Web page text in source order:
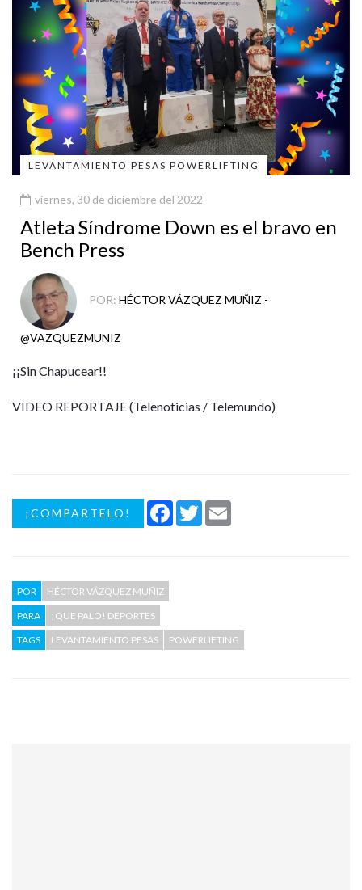
LEVANTAMIENTO PESAS POWERLIFTING
viernes, 30 de diciembre del 2022
Atleta Síndrome Down es el bravo en
Bench Press
POR: HÉCTOR VÁZQUEZ MUÑIZ -
@VAZQUEZMUNIZ
¡¡Sin Chapucear!!
VIDEO REPORTAJE (Telenoticias / Telemundo)
¡COMPARTELO! Facebook
Twitter
POR
HÉCTOR VÁZQUEZ MUÑIZ
PARA
¡QUE PALO! DEPORTES
TAGS
LEVANTAMIENTO PESAS POWERLIFTING